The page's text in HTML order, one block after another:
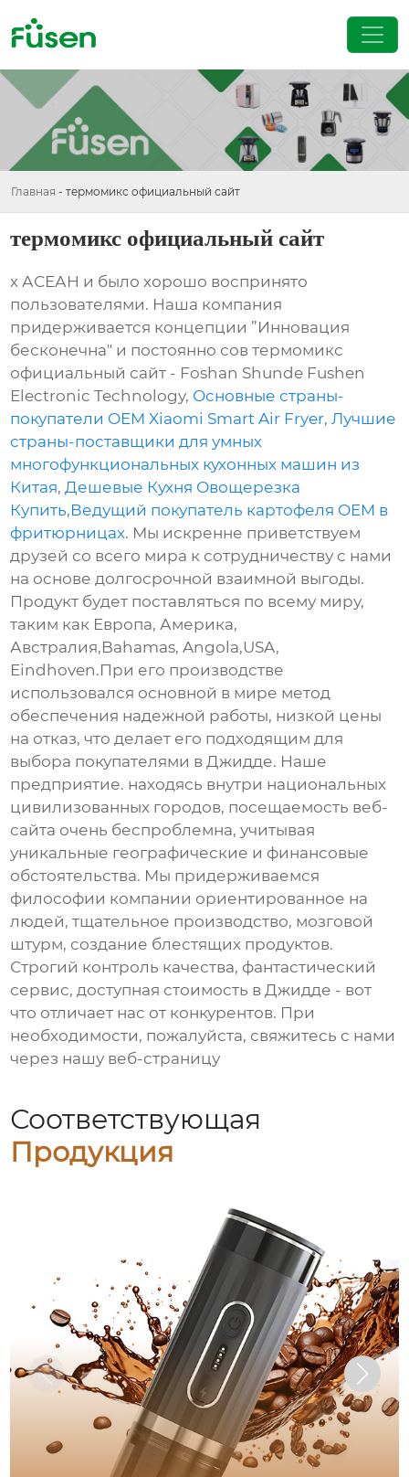
Главная - термомикс официальный сайт
термомикс официальный сайт
х АСЕАН и было хорошо воспринято
пользователями. Наша компания
придерживается концепции ”Инновация
бесконечна" и постоянно сов термомикс
официальный сайт - Foshan Shunde Fushen
Electronic Technology, Основные страны-
покупатели OEM Xiaomi Smart Air Fryer,Лучшие
страны-поставщики для умных
многофункциональных кухонных машин из
Китая,Дешевые Кухня Овощерезка
Купить,Ведущий покупатель картофеля OEM в
фритюрницах. Мы искренне приветствуем
друзей со всего мира к сотрудничеству с нами
на основе долгосрочной взаимной выгоды.
Продукт будет поставляться по всему миру,
таким как Европа, Америка,
Австралия,Bahamas, Angola,USA,
Eindhoven.При его производстве
использовался основной в мире метод
обеспечения надежной работы, низкой цены
на отказ, что делает его подходящим для
выбора покупателями в Джидде. Наше
предприятие. находясь внутри национальных
цивилизованных городов, посещаемость веб-
сайта очень беспроблемна, учитывая
уникальные географические и финансовые
обстоятельства. Мы придерживаемся
философии компании ориентированное на
людей, тщательное производство, мозговой
штурм, создание блестящих продуктов.
Строгий контроль качества, фантастический
сервис, доступная стоимость в Джидде - вот
что отличает нас от конкурентов. При
необходимости, пожалуйста, свяжитесь с нами
через нашу веб-страницу
Соответствующая
Продукция